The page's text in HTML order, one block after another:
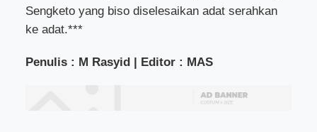
Sengketo yang biso diselesaikan adat serahkan
ke adat.***
Penulis : M Rasyid | Editor : MAS